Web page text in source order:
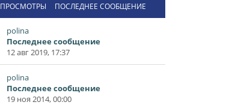
ПРОСМОТРЫ ПОСЛЕДНЕЕ СООБЩЕНИЕ
polina
Последнее сообщение
12 авг 2019, 17:37
polina
Последнее сообщение
19 ноя 2014, 00:00